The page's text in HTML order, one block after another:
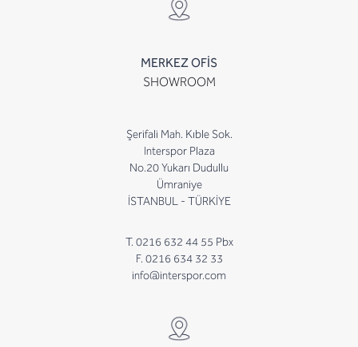
MERKEZ OFİS
SHOWROOM
Şerifali Mah. Kıble Sok.
Interspor Plaza
No.20 Yukarı Dudullu
Ümraniye
İSTANBUL - TÜRKİYE
T. 0216 632 44 55 Pbx
F. 0216 634 32 33
info@interspor.com